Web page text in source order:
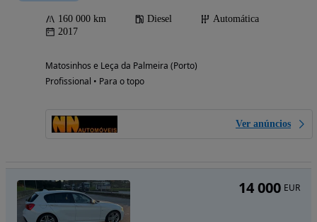
160 000 km Diesel
Automática
2017
Matosinhos e Leça da Palmeira (Porto)
Profissional • Para o topo
Ver anúncios
14 000 EUR